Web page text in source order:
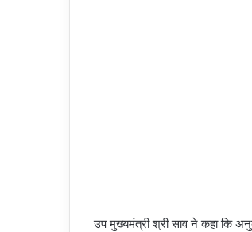
उप मुख्यमंत्री श्री साव ने कहा कि